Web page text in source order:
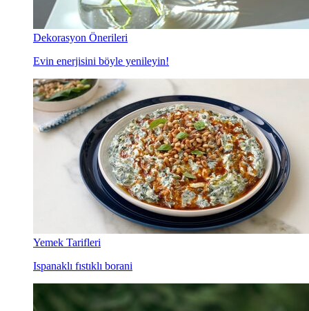
Dekorasyon Önerileri
Evin enerjisini böyle yenileyin!
Yemek Tarifleri
Ispanaklı fıstıklı borani